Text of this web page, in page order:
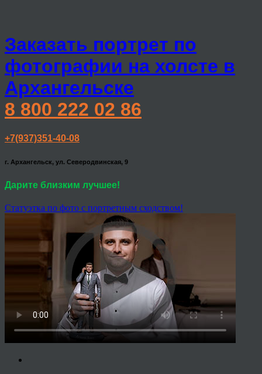
Заказать портрет по
фотографии на холсте в
Архангельске
8 800 222 02 86
+7(937)351-40-08
г. Архангельск, ул. Северодвинская, 9
Дарите близким лучшее!
Статуэтка по фото с портретным сходством!